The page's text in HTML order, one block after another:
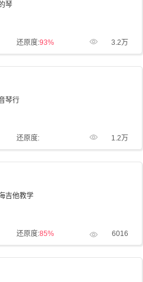
琴
还原度:93% 3.2万
琴行
还原度: 1.2万
吉他教学
还原度:85% 6016